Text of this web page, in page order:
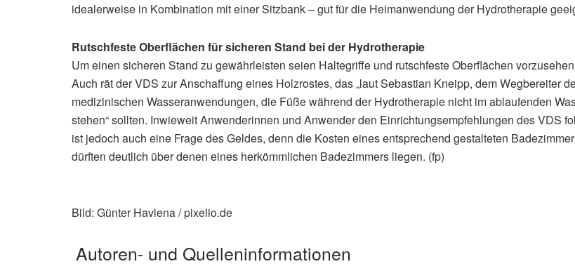
idealerweise in Kombination mit einer Sitzbank – gut für die Heimanwendung der Hydrotherapie
Rutschfeste Oberflächen für sicheren Stand bei der Hydrotherapie
Um einen sicheren Stand zu gewährleisten seien Haltegriffe und rutschfeste Oberflächen
Auch rät der VDS zur Anschaffung eines Holzrostes, das „laut Sebastian Kneipp, dem Wegbereiter
medizinischen Wasseranwendungen, die Füße während der Hydrotherapie nicht im ablaufenden
stehen“ sollten. Inwieweit Anwenderinnen und Anwender den Einrichtungsempfehlungen des VDS
ist jedoch auch eine Frage des Geldes, denn die Kosten eines entsprechend gestalteten
dürften deutlich über denen eines herkömmlichen Badezimmers liegen. (fp)
Bild: Günter Havlena / pixelio.de
Autoren- und Quelleninformationen